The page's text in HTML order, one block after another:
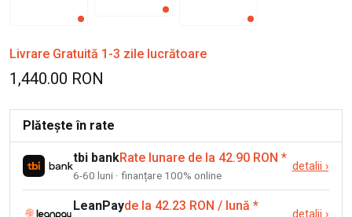
Livrare Gratuită 1-3 zile lucrătoare
1,440.00 RON
Plătește în rate
tbi bankRate lunare de la 42.90 RON *
6-60 luni · finanțare 100% online
detalii ›
LeanPayde la 42.23 RON / lună *